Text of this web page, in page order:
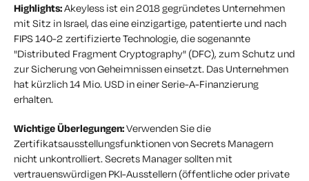
Highlights:Akeyless ist ein 2018 gegründetes Unternehmen
mit Sitz in Israel, das eine einzigartige, patentierte und nach
FIPS 140-2 zertifizierte Technologie, die sogenannte
"Distributed Fragment Cryptography" (DFC), zum Schutz und
zur Sicherung von Geheimnissen einsetzt. Das Unternehmen
hat kürzlich 14 Mio. USD in einer Serie-A-Finanzierung
erhalten.
Wichtige Überlegungen:Verwenden Sie die
Zertifikatsausstellungsfunktionen von Secrets Managern
nicht unkontrolliert. Secrets Manager sollten mit
vertrauenswürdigen PKI-Ausstellern (öffentliche oder private